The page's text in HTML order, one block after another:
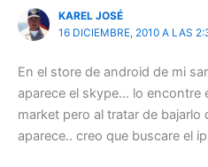
KAREL JOSÉ
16 DICIEMBRE, 2010 A LAS
En el store de android de mi
aparece el skype… lo encontre
market pero al tratar de bajarlo
aparece.. creo que buscare el